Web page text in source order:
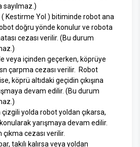
sayılmaz.)
( Kestirme Yol ) bitiminde robot ana
doğru yönde konulur ve robota
cezası verilir. (Bu durum
veya içinden geçerken, köprüye
çarpma cezası verilir. Robot
köprü altıdaki geçidin çıkışına
devam edilir. (Bu durum
yolda robot yoldan çıkarsa,
yarışmaya devam edilir.
cezası verilir.
takılı kalırsa veya yoldan